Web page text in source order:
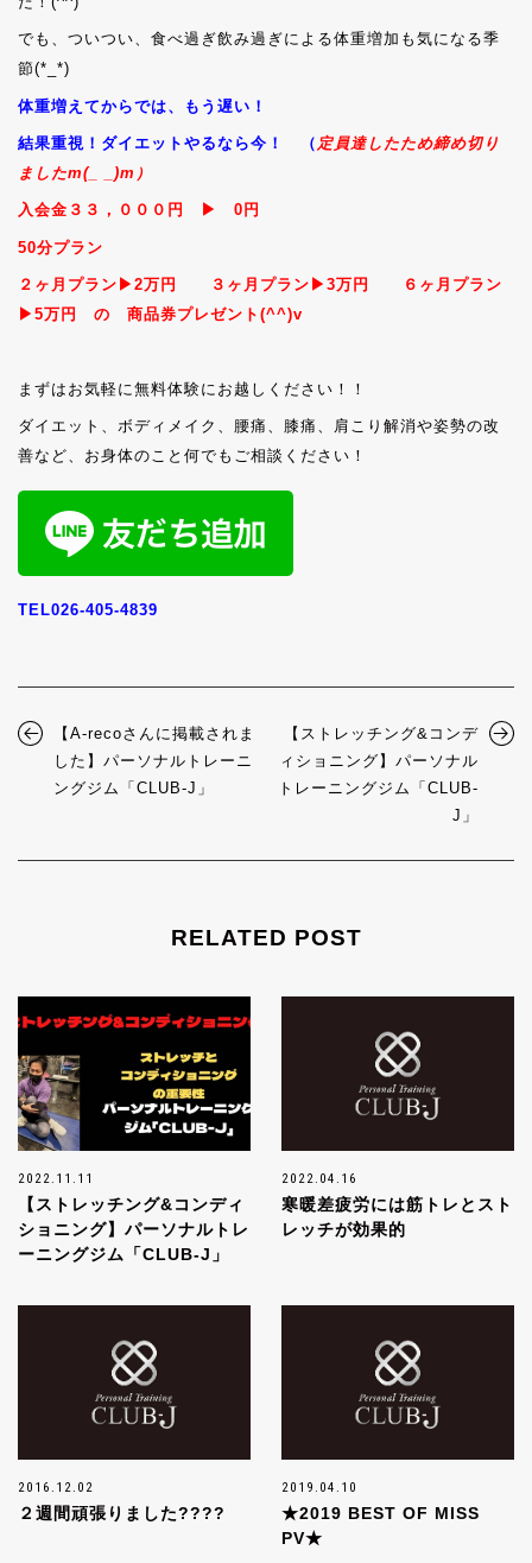
でも、ついつい、食べ過ぎ飲み過ぎによる体重増加も気になる季
節(*_*)
体重増えてからでは、もう遅い！
結果重視！ダイエットやるなら今！ （ 定員達したため締め切り
ましたm(_ _)m）
入会金３３，０００円 ▶︎ 0円
50分プラン
２ヶ月プラン▶︎2万円 ３ヶ月プラン▶︎3万円 ６ヶ月プラン
▶︎5万円 の 商品券プレゼント(^^)v
まずはお気軽に無料体験にお越しください！！
ダイエット、ボディメイク、腰痛、膝痛、肩こり解消や姿勢の改
善など、お身体のこと何でもご相談ください！
TEL026-405-4839
【A-recoさんに掲載されま
した】パーソナルトレーニ
ングジム「CLUB-J」
【ストレッチング&コンデ
ィショニング】パーソナル
トレーニングジム「CLUB-
J」
RELATED POST
2022.11.11
【ストレッチング&コンディ
ショニング】パーソナルトレ
ーニングジム「CLUB-J」
2022.04.16
寒暖差疲労には筋トレとスト
レッチが効果的
2016.12.02
２週間頑張りました????
2019.04.10
★2019 BEST OF MISS
PV★